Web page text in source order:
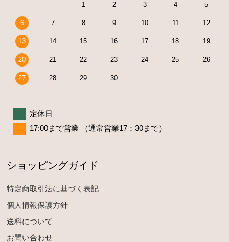
1 2 3 4 5
6 7 8 9 10 11 12
13 14 15 16 17 18 19
20 21 22 23 24 25 26
27 28 29 30
定休日
17:00まで営業 （通常営業17：30まで）
ショッピングガイド
特定商取引法に基づく表記
個人情報保護方針
送料について
お問い合わせ